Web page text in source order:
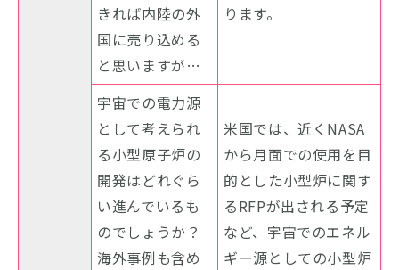
きれば内陸の外
国に売り込める
と思いますが…
ります。
宇宙での電力源
として考えられ
る小型原子炉の
開発はどれぐら
い進んでいるも
のでしょうか？
海外事例も含め
米国では、近くNASA
から月面での使用を目
的とした小型炉に関す
るRFPが出される予定
など、宇宙でのエネル
ギー源としての小型炉